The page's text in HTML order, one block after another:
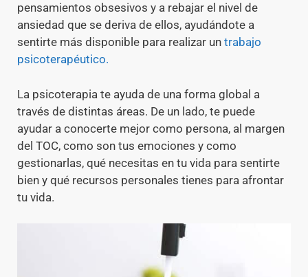
pensamientos obsesivos y a rebajar el nivel de
ansiedad que se deriva de ellos, ayudándote a
sentirte más disponible para realizar un trabajo
psicoterapéutico.
La psicoterapia te ayuda de una forma global a
través de distintas áreas. De un lado, te puede
ayudar a conocerte mejor como persona, al margen
del TOC, como son tus emociones y como
gestionarlas, qué necesitas en tu vida para sentirte
bien y qué recursos personales tienes para afrontar
tu vida.